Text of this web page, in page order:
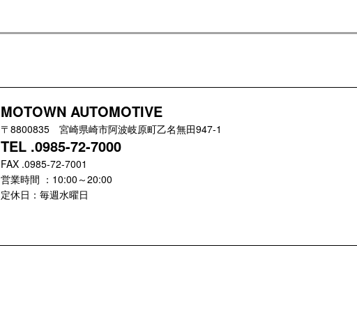
MOTOWN AUTOMOTIVE
〒8800835 宮崎県崎市阿波岐原町乙名無田947-1
TEL .0985-72-7000
FAX .0985-72-7001
営業時間 ：10:00～20:00
定休日：毎週水曜日